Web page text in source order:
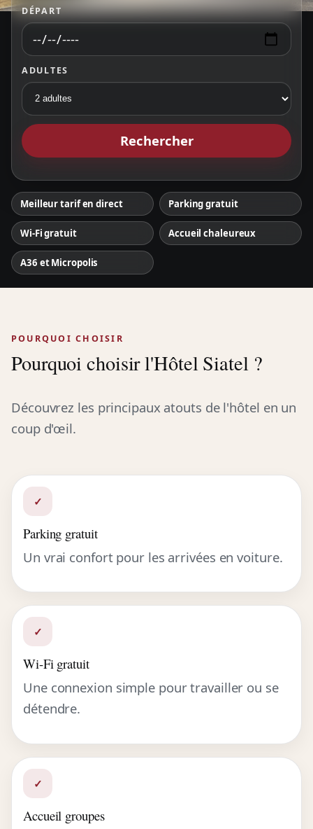
DÉPART
ADULTES
Rechercher
Meilleur tarif en direct Parking gratuit
Wi-Fi gratuit Accueil chaleureux
A36 et Micropolis
POURQUOI CHOISIR
Pourquoi choisir l'Hôtel Siatel ?
Découvrez les principaux atouts de l'hôtel en un
coup d'œil.
✓
Parking gratuit
Un vrai confort pour les arrivées en voiture.
✓
Wi-Fi gratuit
Une connexion simple pour travailler ou se
détendre.
✓
Accueil groupes